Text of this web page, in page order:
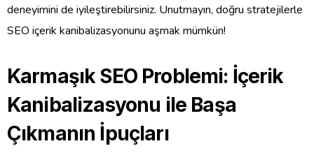
deneyimini de iyileştirebilirsiniz. Unutmayın, doğru stratejilerle
SEO içerik kanibalizasyonunu aşmak mümkün!
Karmaşık SEO Problemi: İçerik
Kanibalizasyonu ile Başa
Çıkmanın İpuçları